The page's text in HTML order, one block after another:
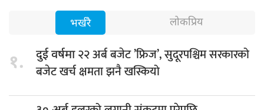
भर्खरै लोकप्रिय
१. दुई वर्षमा२२ अर्ब बजेट ’फ्रिज’, सुदूरपश्चिम सरकारको
बजेट खर्च क्षमता झनै खस्कियो